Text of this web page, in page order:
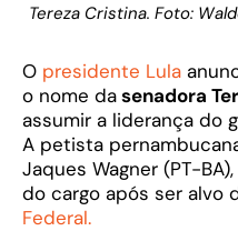
Tereza Cristina. Foto:
O presidente Lula
o nome dasenadora
assumir a liderança do
A petista
Jaques Wagner (PT-
do cargo após ser alvo
Federal.